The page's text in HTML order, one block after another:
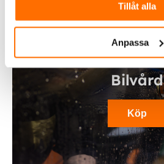
Tillåt alla
Anpassa
Bilvård
Köp